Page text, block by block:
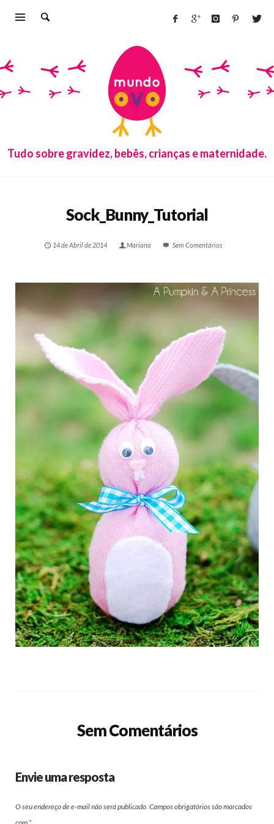
Tudo sobre gravidez, bebês, crianças e maternidade.
Sock_Bunny_Tutorial
14 de Abril de 2014 Mariana Sem Comentários
Sem Comentários
Envie uma resposta
O seu endereço de e-mail não será publicado. Campos obrigatórios são marcados